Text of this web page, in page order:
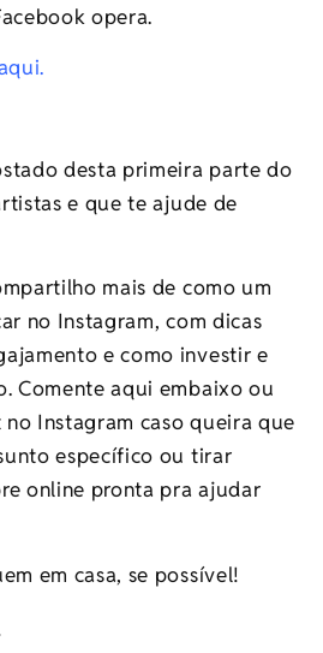
opera.
.
desta primeira parte do
e que te ajude de
mais de como um
no Instagram, com dicas
e como investir e
Comente aqui embaixo ou
Instagram caso queira que
específico ou tirar
online pronta pra ajudar
em casa, se possível!